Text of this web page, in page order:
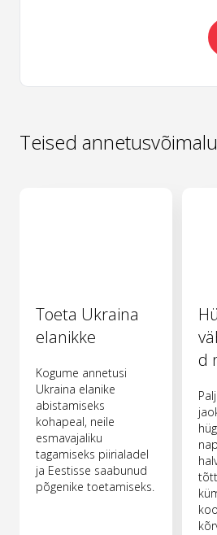
Teised
Toeta Ukraina
elanikke
Kogume annetusi
Ukraina elanike
abistamiseks
kohapeal, neile
esmavajaliku
tagamiseks piirialadel
ja Eestisse saabunud
põgenike toetamiseks.
d